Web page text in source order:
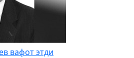
вафот этди